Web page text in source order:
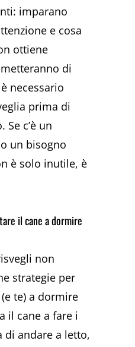
imparano
e cosa
ottiene
di
necessario
prima di
c’è un
un bisogno
è solo inutile, è
il cane a dormire
non
strategie per
te) a dormire
il cane a fare i
di andare a letto,